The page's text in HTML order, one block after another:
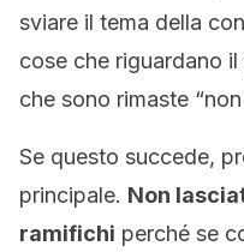
sviare il tema della
cose che riguardano
che sono rimaste “non
Se questo succede,
principale. Non
ramifichi perché se